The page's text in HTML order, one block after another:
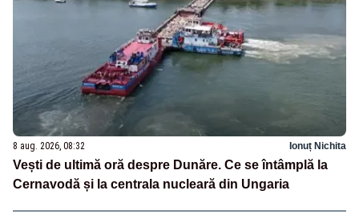
8 aug. 2026, 08:32 Ionuț Nichita
Vești de ultimă oră despre Dunăre. Ce se întâmplă la
Cernavodă și la centrala nucleară din Ungaria